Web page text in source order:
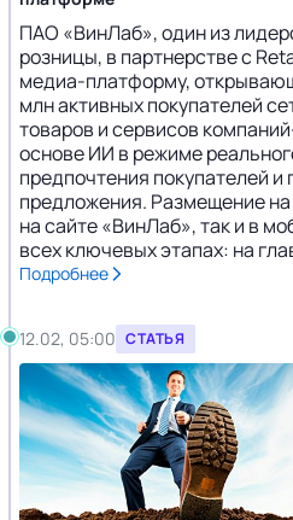
ПАО «ВинЛаб», один из
розницы, в партнерстве с
медиа-платформу,
млн активных покупателей
товаров и сервисов
основе ИИ в режиме
предпочтения покупателей
предложения. Размещение
на сайте «ВинЛаб», так и в
всех ключевых этапах: на
Подробнее
12.02, 05:00 СТАТЬЯ